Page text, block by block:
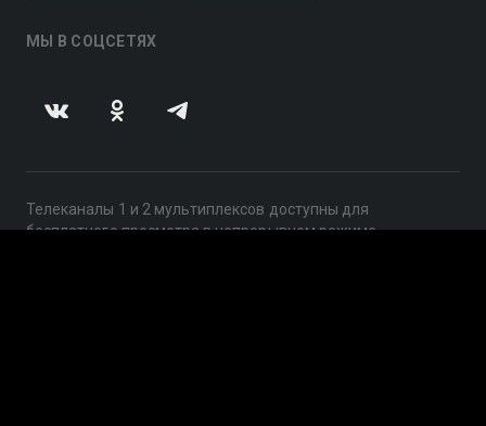
МЫ В СОЦСЕТЯХ
Телеканалы 1 и 2 мультиплексов доступны для
бесплатного просмотра в непрерывном режиме,